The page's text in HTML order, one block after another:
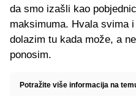
da smo izašli kao
maksimuma. Hvala svima
dolazim tu kada može, a
ponosim.
Potražite više informacija na